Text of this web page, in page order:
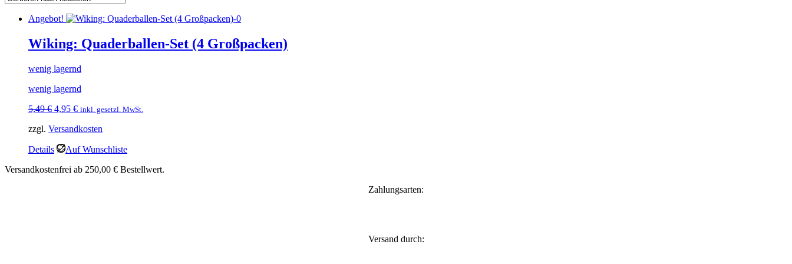
Angebot!
Wiking: Quaderballen-Set (4 Großpacken)
wenig lagernd
wenig lagernd
5,49€ Ursprünglicher
war:
4,95 €Aktueller
ist:
inkl. gesetzl. MwSt.
zzgl. Versandkosten
Details
Auf Wunschliste
Versandkostenfrei ab 250,00 € Bestellwert.
Zahlungsarten:
Versand durch: